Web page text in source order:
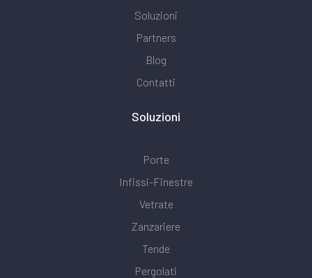
Soluzioni
Partners
Blog
Contatti
Soluzioni
Porte
Infissi-Finestre
Vetrate
Zanzariere
Tende
Pergolati